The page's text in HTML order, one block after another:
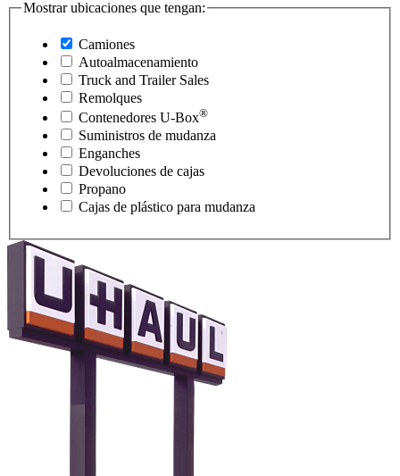
Mostrar ubicaciones que tengan:
Camiones
Autoalmacenamiento
Truck and Trailer Sales
Remolques
Contenedores U-Box®
Suministros de mudanza
Enganches
Devoluciones de cajas
Propano
Cajas de plástico para mudanza